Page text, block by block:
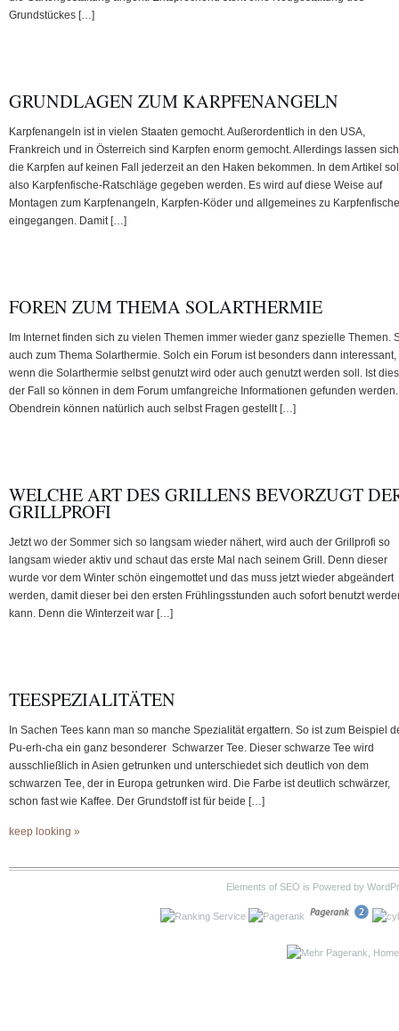
Grundstückes […]
GRUNDLAGEN ZUM KARPFENANGELN
Karpfenangeln ist in vielen Staaten gemocht. Außerordentlich in den USA,
Frankreich und in Österreich sind Karpfen enorm gemocht. Allerdings lassen sich
die Karpfen auf keinen Fall jederzeit an den Haken bekommen. In dem Artikel
also Karpfenfische-Ratschläge gegeben werden. Es wird auf diese Weise auf
Montagen zum Karpfenangeln, Karpfen-Köder und allgemeines zu
eingegangen. Damit […]
FOREN ZUM THEMA SOLARTHERMIE
Im Internet finden sich zu vielen Themen immer wieder ganz spezielle Themen.
auch zum Thema Solarthermie. Solch ein Forum ist besonders dann interessant,
wenn die Solarthermie selbst genutzt wird oder auch genutzt werden soll. Ist dies
der Fall so können in dem Forum umfangreiche Informationen gefunden werden.
Obendrein können natürlich auch selbst Fragen gestellt […]
WELCHE ART DES GRILLENS BEVORZUGT
GRILLPROFI
Jetzt wo der Sommer sich so langsam wieder nähert, wird auch der Grillprofi so
langsam wieder aktiv und schaut das erste Mal nach seinem Grill. Denn dieser
wurde vor dem Winter schön eingemottet und das muss jetzt wieder abgeändert
werden, damit dieser bei den ersten Frühlingsstunden auch sofort benutzt
kann. Denn die Winterzeit war […]
TEESPEZIALITÄTEN
In Sachen Tees kann man so manche Spezialität ergattern. So ist zum Beispiel
Pu-erh-cha ein ganz besonderer Schwarzer Tee. Dieser schwarze Tee wird
ausschließlich in Asien getrunken und unterschiedet sich deutlich von dem
schwarzen Tee, der in Europa getrunken wird. Die Farbe ist deutlich schwärzer,
schon fast wie Kaffee. Der Grundstoff ist für beide […]
keep looking »
Elements of SEO is Powered by